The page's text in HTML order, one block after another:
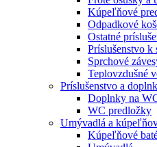
Kúpeľňové
Odpadkové
Ostatné
Príslušenstvo k
Sprchové
Teplovzdušné
Príslušenstvo a
Doplnky na
WC predložky
Umývadlá a
Kúpeľňové